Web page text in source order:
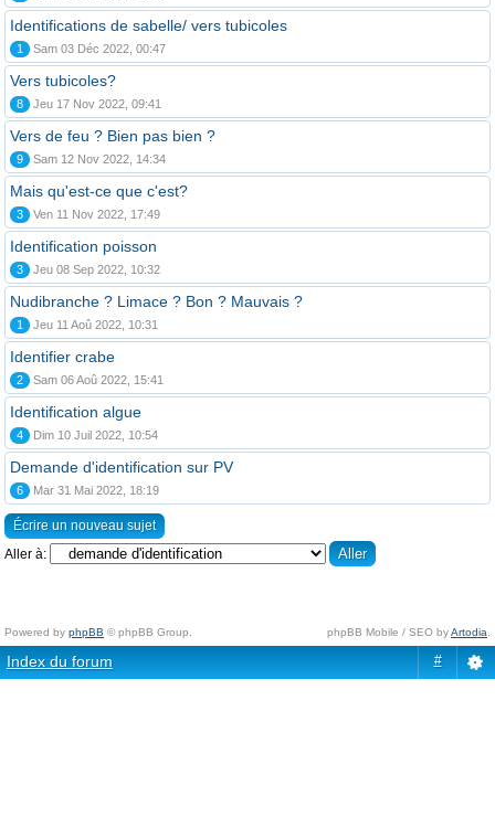
Identifications de sabelle/ vers tubicoles
1 Sam 03 Déc 2022, 00:47
Vers tubicoles?
8 Jeu 17 Nov 2022, 09:41
Vers de feu ? Bien pas bien ?
9 Sam 12 Nov 2022, 14:34
Mais qu'est-ce que c'est?
3 Ven 11 Nov 2022, 17:49
Identification poisson
3 Jeu 08 Sep 2022, 10:32
Nudibranche ? Limace ? Bon ? Mauvais ?
1 Jeu 11 Aoû 2022, 10:31
Identifier crabe
2 Sam 06 Aoû 2022, 15:41
Identification algue
4 Dim 10 Juil 2022, 10:54
Demande d'identification sur PV
6 Mar 31 Mai 2022, 18:19
Écrire un nouveau sujet
Aller à:
Powered by phpBB © phpBB Group. phpBB Mobile / SEO byArtodia
Index du forum #